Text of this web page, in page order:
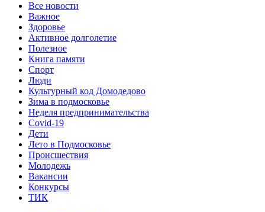
Все новости
Важное
Здоровье
Активное долголетие
Полезное
Книга памяти
Спорт
Люди
Культурный код Домодедово
Зима в подмосковье
Неделя предпринимательства
Covid-19
Дети
Лето в Подмосковье
Происшествия
Молодежь
Вакансии
Конкурсы
ТИК